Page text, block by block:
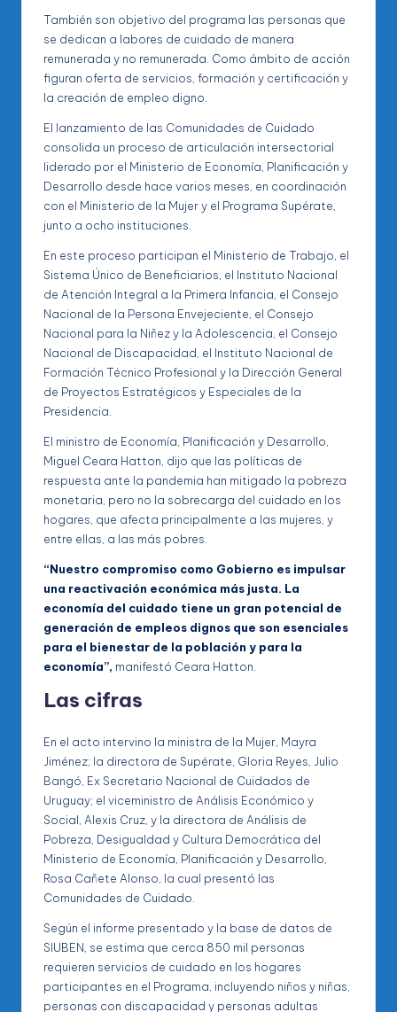
También son objetivo del programa las personas que
se dedican a labores de cuidado de manera
remunerada y no remunerada. Como ámbito de acción
figuran oferta de servicios, formación y certificación y
la creación de empleo digno.
El lanzamiento de las Comunidades de Cuidado
consolida un proceso de articulación intersectorial
liderado por el Ministerio de Economía, Planificación y
Desarrollo desde hace varios meses, en coordinación
con el Ministerio de la Mujer y el Programa Supérate,
junto a ocho instituciones.
En este proceso participan el Ministerio de Trabajo, el
Sistema Único de Beneficiarios, el Instituto Nacional
de Atención Integral a la Primera Infancia, el Consejo
Nacional de la Persona Envejeciente, el Consejo
Nacional para la Niñez y la Adolescencia, el Consejo
Nacional de Discapacidad, el Instituto Nacional de
Formación Técnico Profesional y la Dirección General
de Proyectos Estratégicos y Especiales de la
Presidencia.
El ministro de Economía, Planificación y Desarrollo,
Miguel Ceara Hatton, dijo que las políticas de
respuesta ante la pandemia han mitigado la pobreza
monetaria, pero no la sobrecarga del cuidado en los
hogares, que afecta principalmente a las mujeres, y
entre ellas, a las más pobres.
“Nuestro compromiso como Gobierno es impulsar
una reactivación económica más justa. La
economía del cuidado tiene un gran potencial de
generación de empleos dignos que son esenciales
para el bienestar de la población y para la
economía”, manifestó Ceara Hatton.
Las cifras
En el acto intervino la ministra de la Mujer, Mayra
Jiménez; la directora de Supérate, Gloria Reyes, Julio
Bangó, Ex Secretario Nacional de Cuidados de
Uruguay; el viceministro de Análisis Económico y
Social, Alexis Cruz, y la directora de Análisis de
Pobreza, Desigualdad y Cultura Democrática del
Ministerio de Economía, Planificación y Desarrollo,
Rosa Cañete Alonso, la cual presentó las
Comunidades de Cuidado.
Según el informe presentado y la base de datos de
SIUBEN, se estima que cerca 850 mil personas
requieren servicios de cuidado en los hogares
participantes en el Programa, incluyendo niños y niñas,
personas con discapacidad y personas adultas